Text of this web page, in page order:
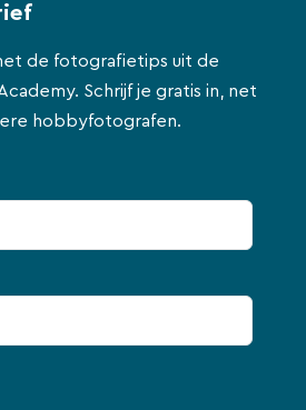
de fotografietips uit de
Schrijf je gratis in, net
hobbyfotografen.